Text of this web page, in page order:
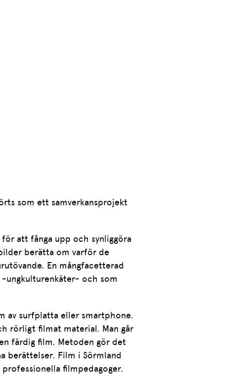
som ett samverkansprojekt
att fånga upp och synliggöra
berätta om varför de
En mångfacetterad
ungkulturenkäter- och som
av surfplatta eller smartphone.
rörligt filmat material. Man går
färdig film. Metoden gör det
berättelser. Film i Sörmland
filmpedagoger.